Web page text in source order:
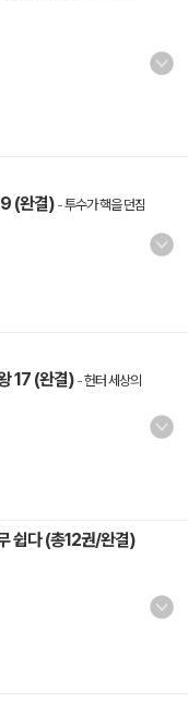
(완결) -투수가 핵을 던짐
17 (완결) -헌터 세상의
쉽다 (총12권/완결)